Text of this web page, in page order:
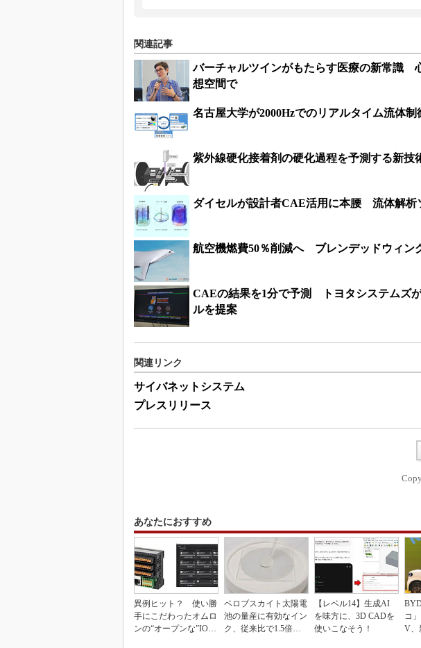
関連記事
バーチャルツインがもたらす医療の新常識
想空間で
名古屋大学が2000Hzでのリアルタイム流体制
紫外線硬化接着剤の硬化過程を予測する新技
ダイセルが設計者CAE活用に本腰 流体解析
航空機燃費50％削減へ ブレンデッドウィン
CAEの結果を1分で予測 トヨタシステムズ
ルを提案
関連リンク
サイバネットシステム
プレスリリース
あなたにおすすめ
異例ヒット？ 使い勝
手にこだわったオムロ
ンの“オープンな”IO-L
ペロブスカイト太陽電
池の量産に有効なイン
ク、従来比で1.5倍の
【レベル14】生成AI
を味方に、3D CADを
使いこなそう！
コ
V、